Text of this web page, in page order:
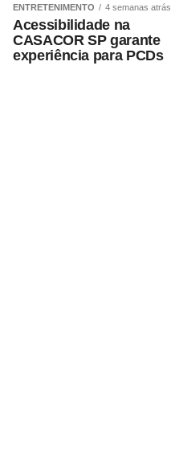
ENTRETENIMENTO 4 semanas atrás
Acessibilidade na
CASACOR SP garante
experiência para PCDs